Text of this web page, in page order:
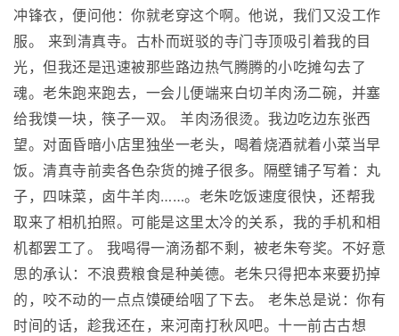
冲锋衣，便问他：你就老穿这个啊。他说，我们又没工作
服。 来到清真寺。古朴而斑驳的寺门寺顶吸引着我的目
光，但我还是迅速被那些路边热气腾腾的小吃摊勾去了
魂。老朱跑来跑去，一会儿便端来白切羊肉汤二碗，并塞
给我馍一块，筷子一双。 羊肉汤很烫。我边吃边东张西
望。对面昏暗小店里独坐一老头，喝着烧酒就着小菜当早
饭。清真寺前卖各色杂货的摊子很多。隔壁铺子写着：丸
子，四味菜，卤牛羊肉……。老朱吃饭速度很快，还帮我
取来了相机拍照。可能是这里太冷的关系，我的手机和相
机都罢工了。 我喝得一滴汤都不剩，被老朱夸奖。不好意
思的承认：不浪费粮食是种美德。老朱只得把本来要扔掉
的，咬不动的一点点馍硬给咽了下去。 老朱总是说：你有
时间的话，趁我还在，来河南打秋风吧。十一前古古想